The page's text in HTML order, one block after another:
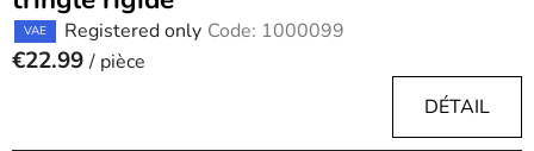
VAE Registered only Code: 1000099
€22.99 / pièce
DÉTAIL